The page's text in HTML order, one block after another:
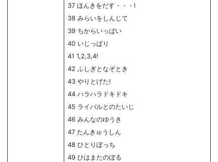
37 ほんきをだす・・・!
38 みらいをしんじて
39 ちからいっぱい
40 いじっぱり
41 1,2,3,4!
42 ふしぎとなぞとき
43 やりとげた!
44 ハラハラドキドキ
45 ライバルとのたいじ
46 みんなのゆうき
47 たんきゅうしん
48 ひとりぼっち
49 ひはまたのぼる